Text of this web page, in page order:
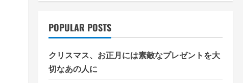
POPULAR POSTS
クリスマス、お正月には素敵なプレゼントを大
切なあの人に